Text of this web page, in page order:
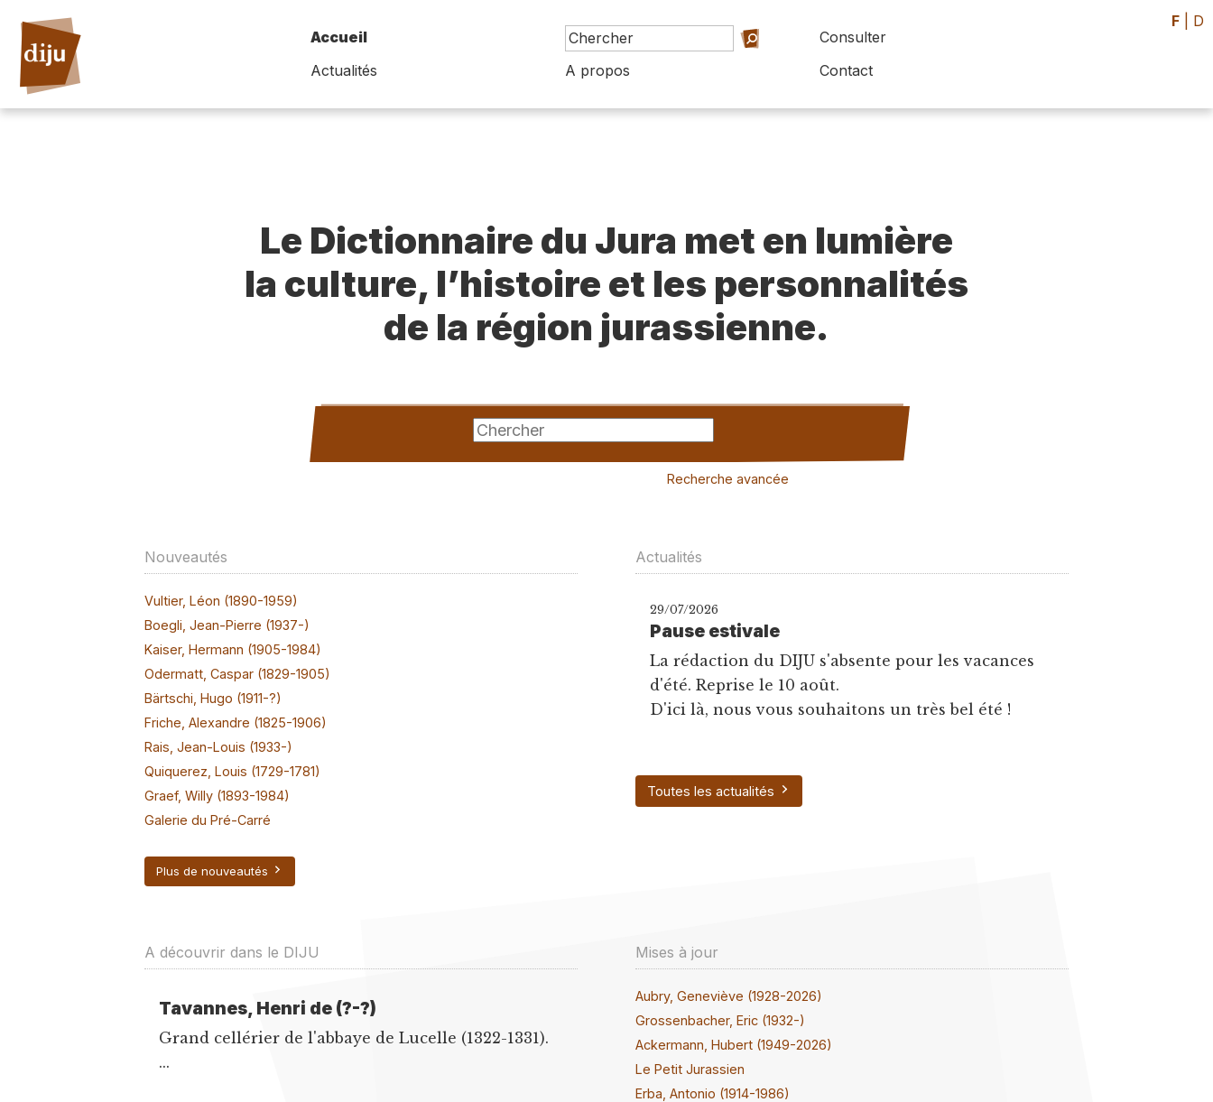
Accueil
Consulter
Actualités
A propos Contact
F D
Le Dictionnaire du Jura met en lumière
la culture, l’histoire et les personnalités
de la région jurassienne.
Recherche avancée
Nouveautés
Vultier, Léon (1890-1959)
Boegli, Jean-Pierre (1937-)
Kaiser, Hermann (1905-1984)
Odermatt, Caspar (1829-1905)
Bärtschi, Hugo (1911-?)
Friche, Alexandre (1825-1906)
Rais, Jean-Louis (1933-)
Quiquerez, Louis (1729-1781)
Graef, Willy (1893-1984)
Galerie du Pré-Carré
Plus de nouveautés
Actualités
29/07/2026
Pause estivale
La rédaction du DIJU s'absente pour les vacances
d'été. Reprise le 10 août.
D'ici là, nous vous souhaitons un très bel été !
Toutes les actualités
A découvrir dans le DIJU
Tavannes, Henri de (?-?)
Grand cellérier de l'abbaye de Lucelle (1322-1331).
...
Mises à jour
Aubry, Geneviève (1928-2026)
Grossenbacher, Eric (1932-)
Ackermann, Hubert (1949-2026)
Le Petit Jurassien
Erba, Antonio (1914-1986)